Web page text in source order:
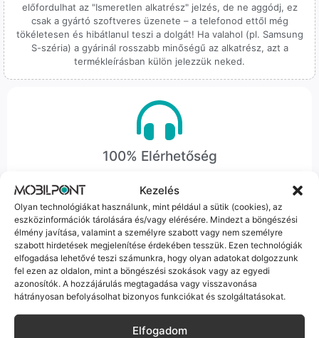
Kezelés
Olyan technológiákat használunk, mint például a sütik (cookies), az
eszközinformációk tárolására és/vagy elérésére. Mindezt a böngészési
élmény javítása, valamint a személyre szabott vagy nem személyre
szabott hirdetések megjelenítése érdekében tesszük. Ezen technológiák
elfogadása lehetővé teszi számunkra, hogy olyan adatokat dolgozzunk
fel ezen az oldalon, mint a böngészési szokások vagy az egyedi
azonosítók. A hozzájárulás megtagadása vagy visszavonása
hátrányosan befolyásolhat bizonyos funkciókat és szolgáltatásokat.
Elfogadom
előfordulhat az "Ismeretlen alkatrész" jelzés, de ne aggódj, ez
csak a gyártó szoftveres üzenete – a telefonod ettől még
tökéletesen és hibátlanul teszi a dolgát! Ha valahol (pl. Samsung
S-széria) a gyárinál rosszabb minőségű az alkatrész, azt a
termékleírásban külön jelezzük neked.
100% Elérhetőség
Sok éve a szegedi piac meghatározó szereplői vagyunk.
Nem egy arctalan webshop vagyunk: ha kérdésed van, élő
ember veszi fel a telefont, és személyesen is megtalálsz
minket Szegeden.
Korrekt Ügyintézés